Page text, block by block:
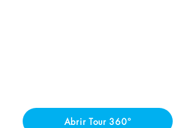
Abrir Tour 360°